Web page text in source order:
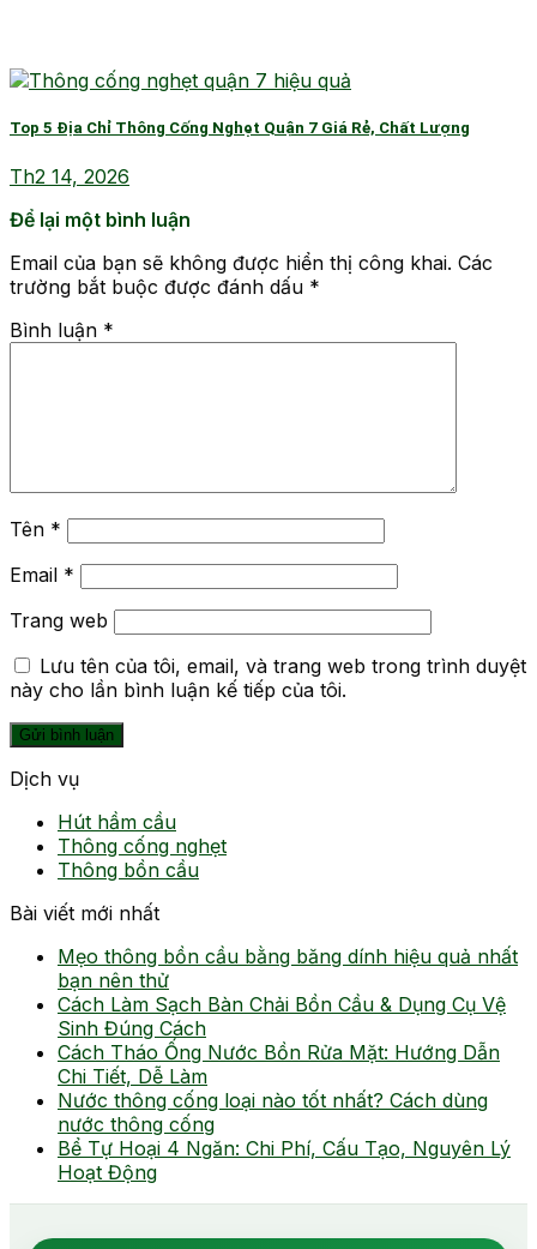
Top 5 Địa Chỉ Thông Cống Nghẹt Quận 7 Giá Rẻ, Chất Lượng
Th2 14, 2026
Để lại một bình luận
Email của bạn sẽ không được hiển thị công khai. Các
trường bắt buộc được đánh dấu *
Bình luận *
Tên *
Email *
Trang web
Lưu tên của tôi, email, và trang web trong trình duyệt
này cho lần bình luận kế tiếp của tôi.
Dịch vụ
Hút hầm cầu
Thông cống nghẹt
Thông bồn cầu
Bài viết mới nhất
Mẹo thông bồn cầu bằng băng dính hiệu quả nhất
bạn nên thử
Cách Làm Sạch Bàn Chải Bồn Cầu & Dụng Cụ Vệ
Sinh Đúng Cách
Cách Tháo Ống Nước Bồn Rửa Mặt: Hướng Dẫn
Chi Tiết, Dễ Làm
Nước thông cống loại nào tốt nhất? Cách dùng
nước thông cống
Bể Tự Hoại 4 Ngăn: Chi Phí, Cấu Tạo, Nguyên Lý
Hoạt Động